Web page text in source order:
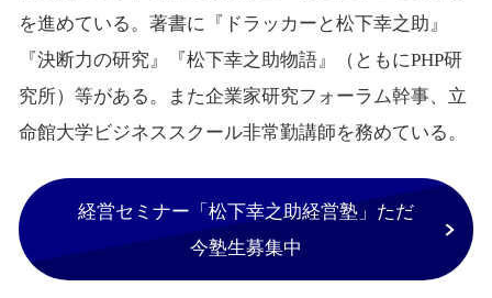
を進めている。著書に『ドラッカーと松下幸之助』
『決断力の研究』『松下幸之助物語』（ともにPHP研
究所）等がある。また企業家研究フォーラム幹事、立
命館大学ビジネススクール非常勤講師を務めている。
経営セミナー「松下幸之助経営塾」ただ
今塾生募集中